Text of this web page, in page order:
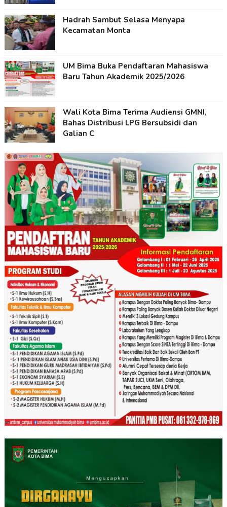
Hadrah Sambut Selasa Menyapa
Kecamatan Monta
UM Bima Buka Pendaftaran Mahasiswa
Baru Tahun Akademik 2025/2026
Wali Kota Bima Terima Audiensi GMNI,
Bahas Distribusi LPG Bersubsidi dan
Galian C